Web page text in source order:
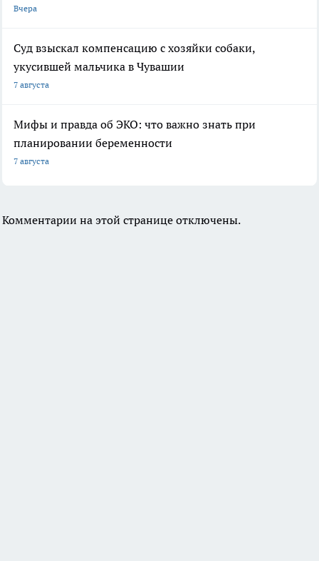
Вчера
Суд взыскал компенсацию с хозяйки собаки,
укусившей мальчика в Чувашии
7 августа
Мифы и правда об ЭКО: что важно знать при
планировании беременности
7 августа
Комментарии на этой странице отключены.